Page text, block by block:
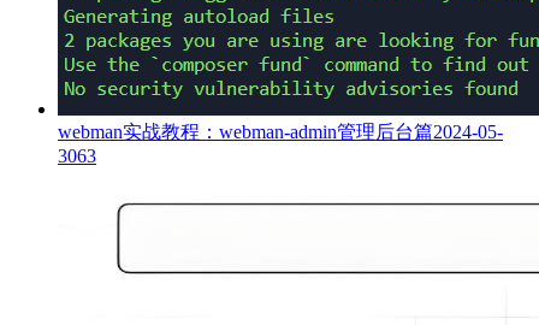
webman实战教程：webman-admin管理后台篇2024-05-
3063